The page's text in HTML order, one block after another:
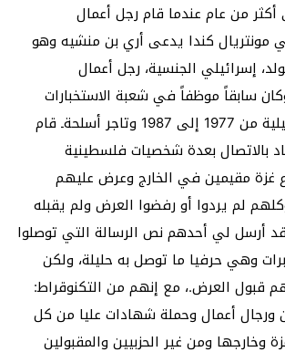
من عام عندما قام رجل أعمال
مونتريال كندا يدعى أري بن منشيه وهو
إسرائيلي الجنسية، رجل أعمال
سابقاً موظفاً في شعبة الاستخبارات
العسكرية الإسرائيلية من 1977 إلى 1987 وتاجر أسلحةـ قام
بالاتصال بعدة شخصيات فلسطينية
مقيمين في الخارج وعرض عليهم
لم يردوا أو رفضوا العرض ولم يقبله
أرسل لي أحدهم نص الرسالة التي توصلوا
وهي حرفيا ما توصل به حليلة، ولكن
قبول العرض.، مع إنهم من التكنوقراط:
ورجال أعمال وحملة شهادات عليا من كل
وخارجها ومن غير الحزبيين والمقبولين